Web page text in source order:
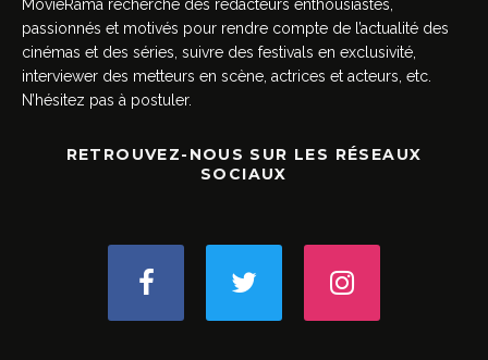
MovieRama recherche des rédacteurs enthousiastes,
passionnés et motivés pour rendre compte de l’actualité des
cinémas et des séries, suivre des festivals en exclusivité,
interviewer des metteurs en scène, actrices et acteurs, etc.
N’hésitez pas à postuler.
RETROUVEZ-NOUS SUR LES RÉSEAUX
SOCIAUX